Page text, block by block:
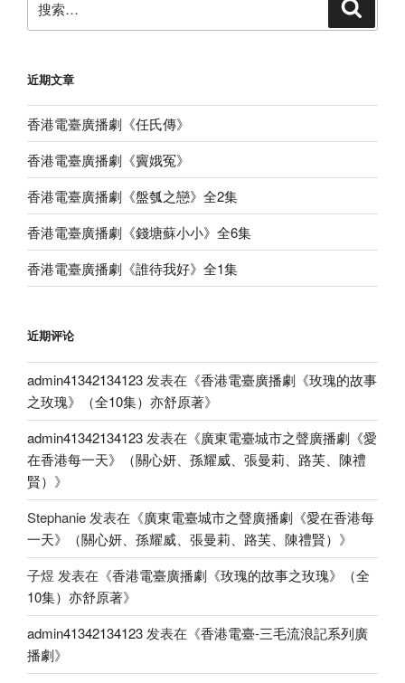
索：
近期文章
香港電臺廣播劇《任氏傳》
香港電臺廣播劇《竇娥冤》
香港電臺廣播劇《盤瓠之戀》全2集
香港電臺廣播劇《錢塘蘇小小》全6集
香港電臺廣播劇《誰待我好》全1集
近期评论
admin41342134123发表在《香港電臺廣播劇《玫瑰的故事
之玫瑰》（全10集）亦舒原著》
admin41342134123发表在《廣東電臺城市之聲廣播劇《愛
在香港每一天》（關心妍、孫耀威、張曼莉、路芙、陳禮
賢） 》
Stephanie发表在《廣東電臺城市之聲廣播劇《愛在香港每
一天》（關心妍、孫耀威、張曼莉、路芙、陳禮賢） 》
子煜 发表在《香港電臺廣播劇《玫瑰的故事之玫瑰》（全
10集）亦舒原著》
admin41342134123发表在《香港電臺-三毛流浪記系列廣
播劇》